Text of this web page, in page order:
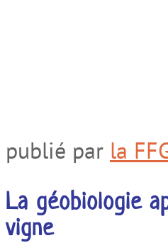
publié par la
La géobiologie
vigne